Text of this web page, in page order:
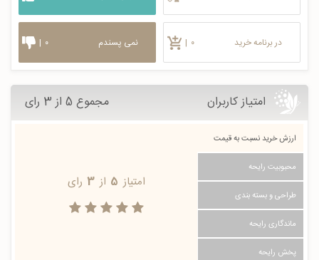
در برنامه خرید | ۰ نمی پسندم | ۰
امتیاز کاربران مجموع 5 از 3 رای
ارزش خرید نسبت به قیمت
محبوبیت رایحه
طراحی و بسته بندی
ماندگاری رایحه
پخش رایحه
امتیاز 5 از 3 رای